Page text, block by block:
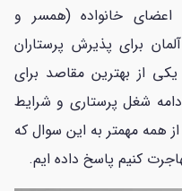
اعضای خانواده (همسر و
برای پذیرش پرستاران
از بهترین مقاصد برای
شغل پرستاری و شرایط
همه مهمتر به این سوال که
کنیم پاسخ داده ایم.